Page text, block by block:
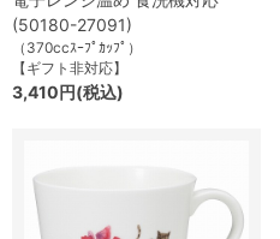
(50180-27091)
（370ccｽｰﾌﾟｶｯﾌﾟ）
【ギフト非対応】
3,410円(税込)